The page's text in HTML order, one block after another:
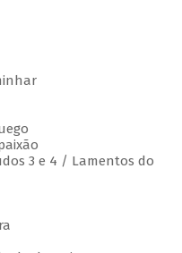
3 e 4 / Lamentos do